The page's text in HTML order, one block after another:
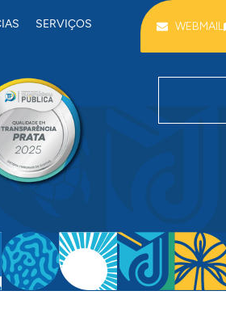
SERVIÇOS WEBMAIL